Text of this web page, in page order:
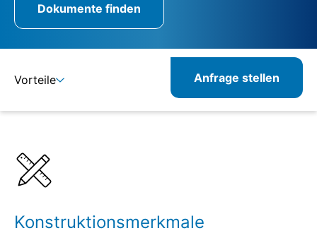
Dokumente finden
Vorteile Anfrage stellen
Konstruktionsmerkmale